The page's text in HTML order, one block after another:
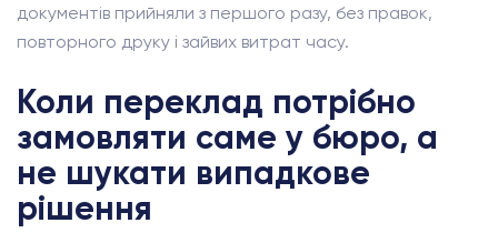
документів прийняли з першого разу, без правок,
повторного друку і зайвих витрат часу.
Коли переклад потрібно
замовляти саме у бюро, а
не шукати випадкове
рішення